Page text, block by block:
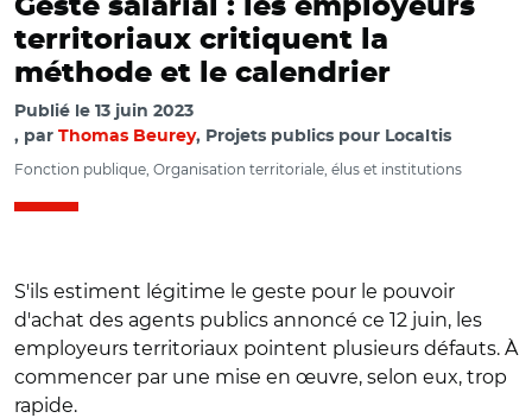
Geste salarial : les employeurs
territoriaux critiquent la
méthode et le calendrier
Publié le 13 juin 2023
par Thomas Beurey, Projets publics pour Localtis
Fonction publique, Organisation territoriale, élus et institutions
S'ils estiment légitime le geste pour le pouvoir
d'achat des agents publics annoncé ce 12 juin, les
employeurs territoriaux pointent plusieurs défauts. À
commencer par une mise en œuvre, selon eux, trop
rapide.